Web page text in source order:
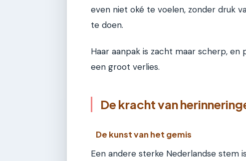
even niet oké te voelen, zonder druk
te doen.
Haar aanpak is zacht maar scherp,
een groot verlies.
De kracht van
De kunst van het gemis
Een andere sterke Nederlandse stem